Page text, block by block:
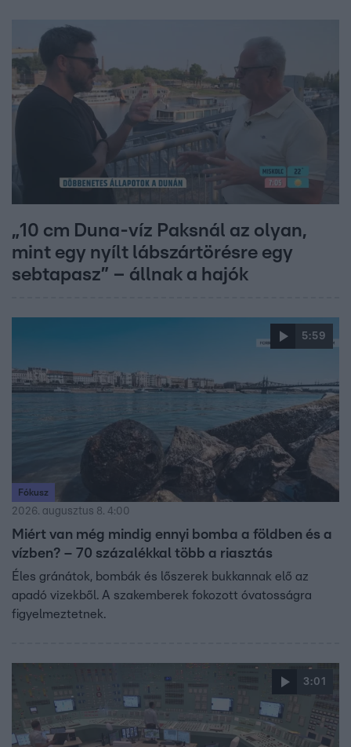
„10 cm Duna-víz Paksnál az olyan,
mint egy nyílt lábszártörésre egy
sebtapasz” – állnak a hajók
5:59
Fókusz
2026. augusztus 8. 4:00
Miért van még mindig ennyi bomba a földben és a
vízben? – 70 százalékkal több a riasztás
Éles gránátok, bombák és lőszerek bukkannak elő az
apadó vizekből. A szakemberek fokozott óvatosságra
figyelmeztetnek.
3:01